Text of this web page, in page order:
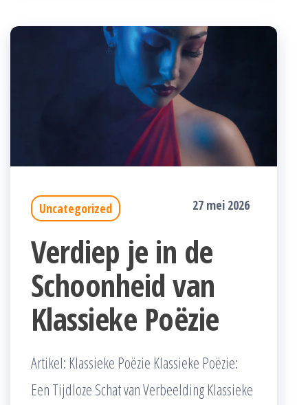
Uncategorized 27 mei 2026
Verdiep je in de
Schoonheid van
Klassieke Poëzie
Artikel: Klassieke Poëzie Klassieke Poëzie:
Een Tijdloze Schat van Verbeelding Klassieke